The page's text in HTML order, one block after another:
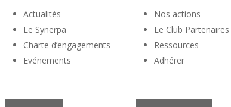
Actualités
Le Synerpa
Charte d’engagements
Evénements
Nos actions
Le Club Partenaires
Ressources
Adhérer